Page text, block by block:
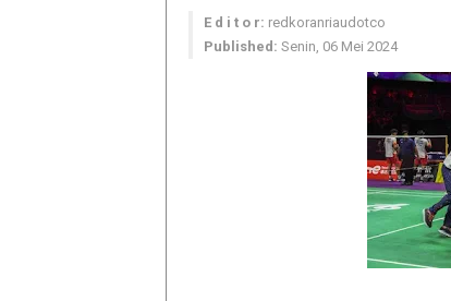
E d i t o r: redkoranriaudotco
Published: Senin, 06 Mei 2024